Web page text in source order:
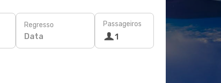
Regresso
Data
Passageiros
1